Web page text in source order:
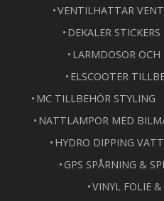
VENTILHATTAR
DEKALER
LARMDOSOR OCH
ELSCOOTER
MC TILLBEHÖR STYLING
NATTLAMPOR MED
HYDRO DIPPING
GPS SPÅRNING &
VINYL FOLIE